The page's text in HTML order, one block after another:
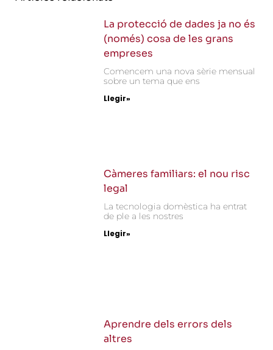
La protecció de dades ja no és
(només) cosa de les grans
empreses
Comencem una nova sèrie mensual
sobre un tema que ens
Llegir»
Càmeres familiars: el nou risc
legal
La tecnologia domèstica ha entrat
de ple a les nostres
Llegir»
Aprendre dels errors dels
altres